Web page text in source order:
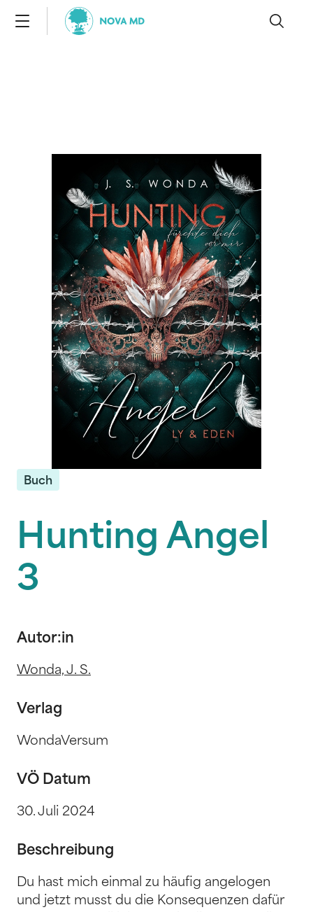
Buch
Hunting Angel
3
Autor:in
Wonda, J. S.
Verlag
WondaVersum
VÖ Datum
30. Juli 2024
Beschreibung
Du hast mich einmal zu häufig angelogen
und jetzt musst du die Konsequenzen dafür